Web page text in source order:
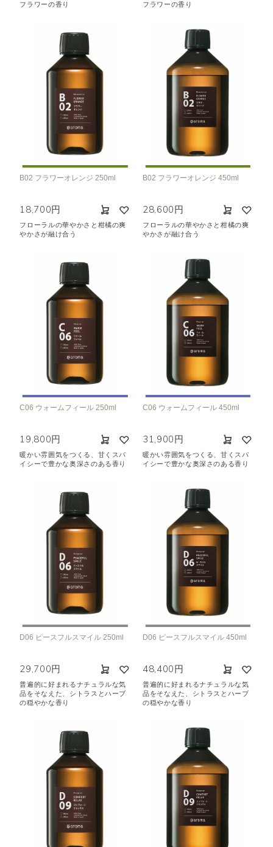
ラベンダー
ユーカリ エキゾチック
フラワーの香り
フラワーの香り
B02 フラワーオレンジ 250ml
18,700円
フローラルの華やかさと柑橘の爽
やかさが融け合う
B02 フラワーオレンジ 450ml
28,600円
フローラルの華やかさと柑橘の爽
やかさが融け合う
C06 ウォームフィール 250ml
19,800円
暖かい雰囲気をつくる、甘くスパ
イシーで豊かな奥深さのある香り
C06 ウォームフィール 450ml
31,900円
暖かい雰囲気をつくる、甘くスパ
イシーで豊かな奥深さのある香り
D06 ピースフルスマイル 250ml
29,700円
普遍的に好まれるナチュラルな気
品をそなえた、シトラスとハーブ
の穏やかな香り
D06 ピースフルスマイル 450ml
48,400円
普遍的に好まれるナチュラルな気
品をそなえた、シトラスとハーブ
の穏やかな香り